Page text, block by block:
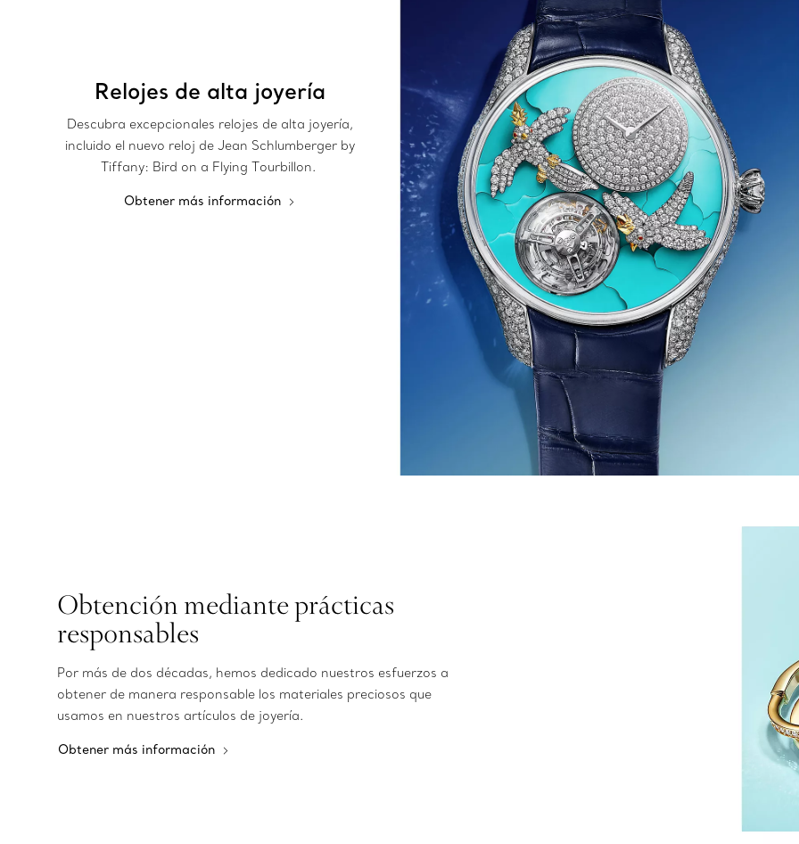
Relojes de alta joyería
Descubra excepcionales relojes de alta joyería,
incluido el nuevo reloj de Jean Schlumberger by
Tiffany: Bird on a Flying Tourbillon.
Obtener más información
Obtención mediante prácticas
responsables
Por más de dos décadas, hemos dedicado nuestros esfuerzos a
obtener de manera responsable los materiales preciosos que
usamos en nuestros artículos de joyería.
Obtener más información